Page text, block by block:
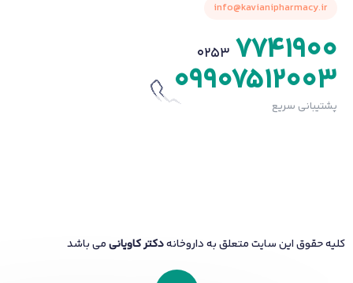
info@kavianipharmacy.ir
0253 7741900
09907512003
پشتیبانی سریع
کلیه حقوق این سایت متعلق به داروخانهدکتر کاویانیمی باشد